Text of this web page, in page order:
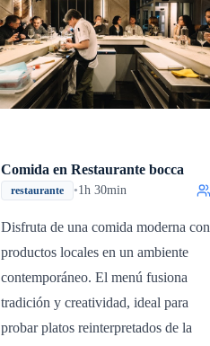
Comida en Restaurante bocca
restaurante •1h 30min
Disfruta de una comida moderna con
productos locales en un ambiente
contemporáneo. El menú fusiona
tradición y creatividad, ideal para
probar platos reinterpretados de la